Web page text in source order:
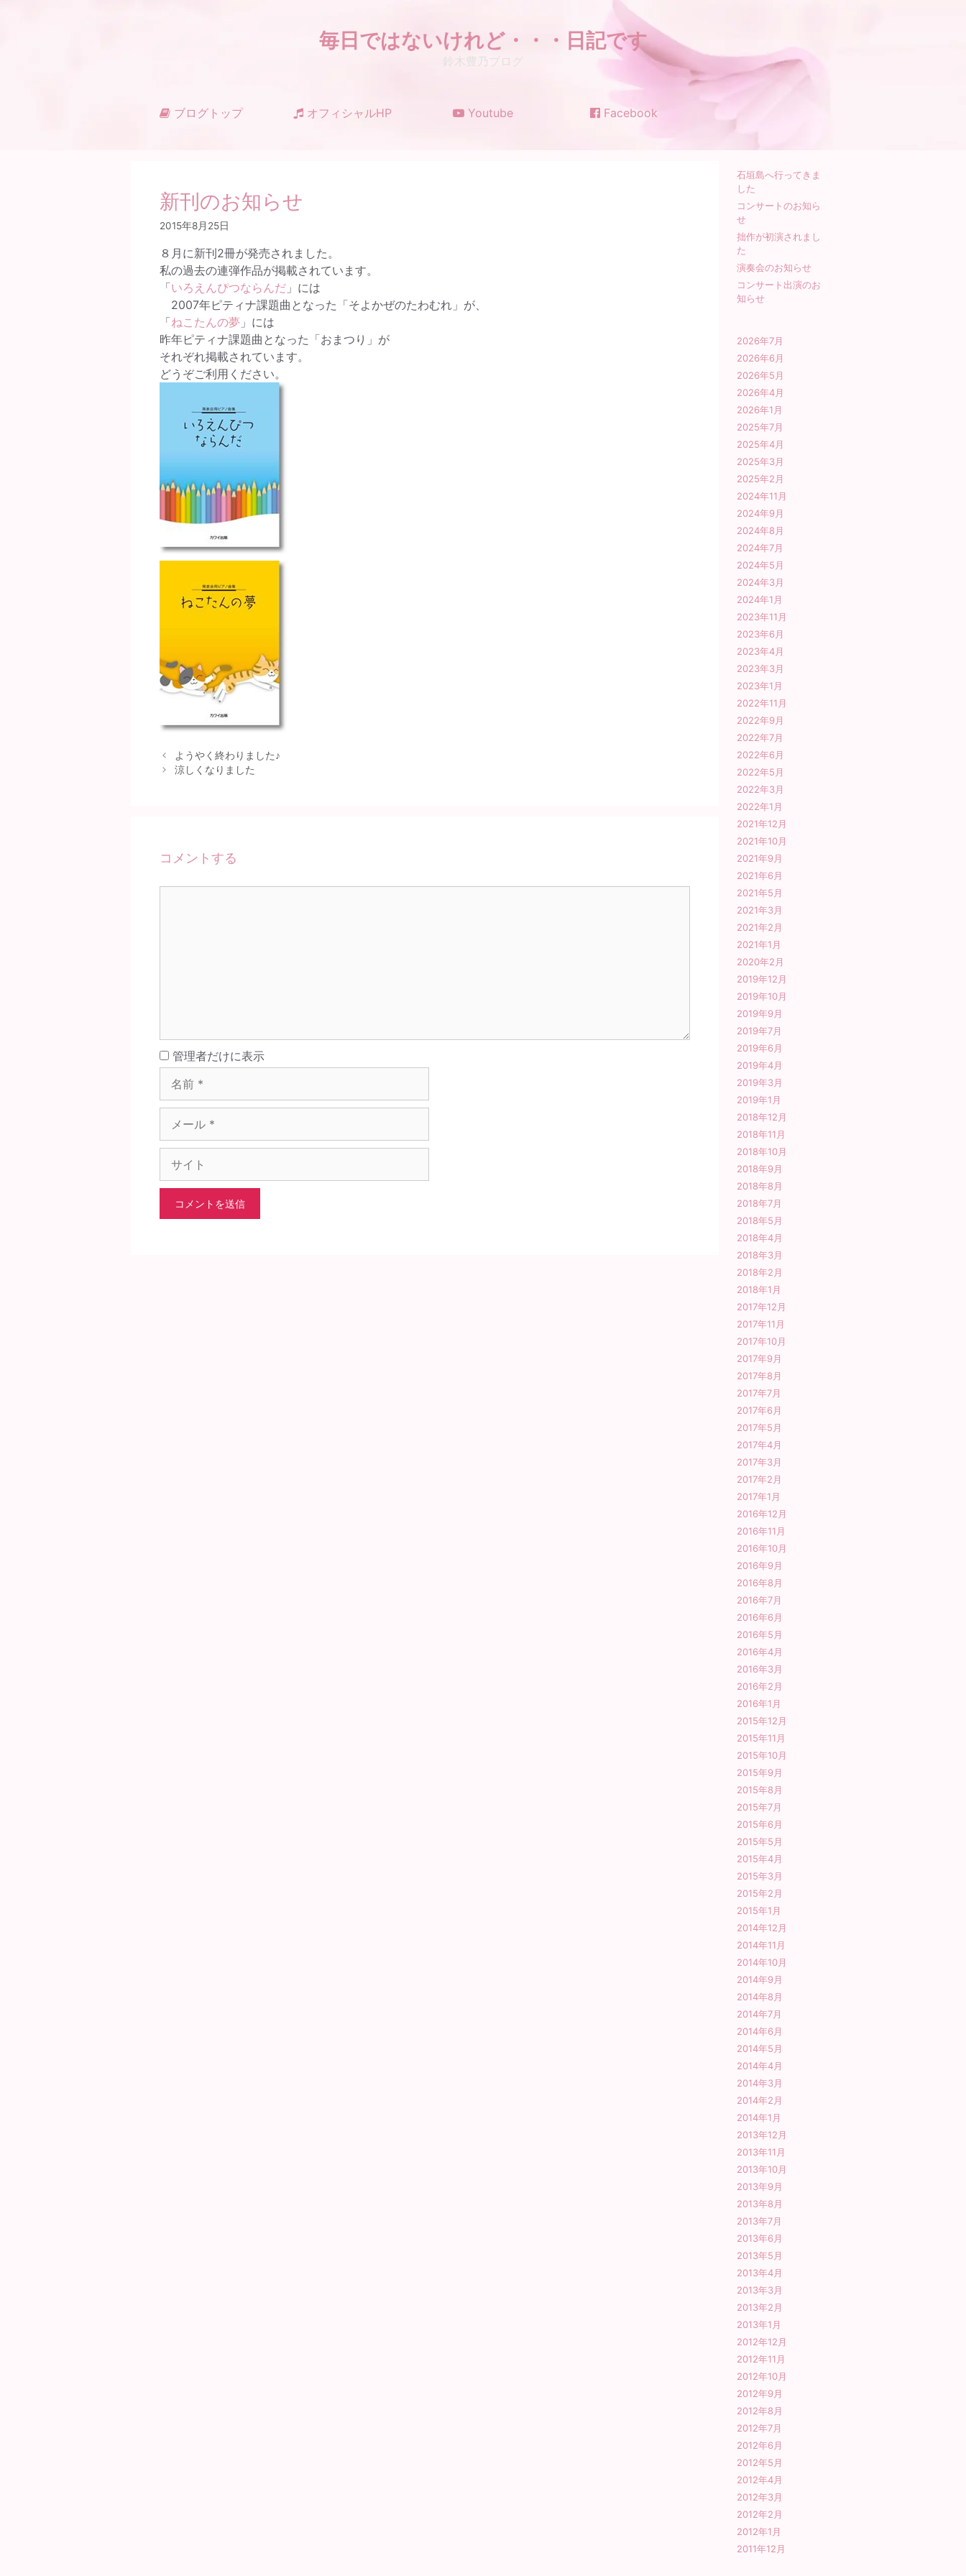
毎日ではないけれど・・・日記です
鈴木豊乃ブログ
ブログトップ オフィシャルHP Youtube Facebook
新刊のお知らせ
2015年8月25日
８月に新刊2冊が発売されました。
私の過去の連弾作品が掲載されています。
「いろえんぴつならんだ 」には
2007年ピティナ課題曲となった「そよかぜのたわむれ」が、
「ねこたんの夢 」には
昨年ピティナ課題曲となった「おまつり」が
それぞれ掲載されています。
どうぞご利用ください。
ようやく終わりました♪
涼しくなりました
コメントする
管理者だけに表示名
前
ル
ト
石垣島へ行ってきま
した
コンサートのお知ら
せ
拙作が初演されまし
た
演奏会のお知らせ
コンサート出演のお
知らせ
2026年7月
2026年6月
2026年5月
2026年4月
2026年1月
2025年7月
2025年4月
2025年3月
2025年2月
2024年11月
2024年9月
2024年8月
2024年7月
2024年5月
2024年3月
2024年1月
2023年11月
2023年6月
2023年4月
2023年3月
2023年1月
2022年11月
2022年9月
2022年7月
2022年6月
2022年5月
2022年3月
2022年1月
2021年12月
2021年10月
2021年9月
2021年6月
2021年5月
2021年3月
2021年2月
2021年1月
2020年2月
2019年12月
2019年10月
2019年9月
2019年7月
2019年6月
2019年4月
2019年3月
2019年1月
2018年12月
2018年11月
2018年10月
2018年9月
2018年8月
2018年7月
2018年5月
2018年4月
2018年3月
2018年2月
2018年1月
2017年12月
2017年11月
2017年10月
2017年9月
2017年8月
2017年7月
2017年6月
2017年5月
2017年4月
2017年3月
2017年2月
2017年1月
2016年12月
2016年11月
2016年10月
2016年9月
2016年8月
2016年7月
2016年6月
2016年5月
2016年4月
2016年3月
2016年2月
2016年1月
2015年12月
2015年11月
2015年10月
2015年9月
2015年8月
2015年7月
2015年6月
2015年5月
2015年4月
2015年3月
2015年2月
2015年1月
2014年12月
2014年11月
2014年10月
2014年9月
2014年8月
2014年7月
2014年6月
2014年5月
2014年4月
2014年3月
2014年2月
2014年1月
2013年12月
2013年11月
2013年10月
2013年9月
2013年8月
2013年7月
2013年6月
2013年5月
2013年4月
2013年3月
2013年2月
2013年1月
2012年12月
2012年11月
2012年10月
2012年9月
2012年8月
2012年7月
2012年6月
2012年5月
2012年4月
2012年3月
2012年2月
2012年1月
2011年12月